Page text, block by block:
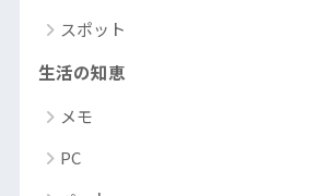
スポット
生活の知恵
メモ
PC